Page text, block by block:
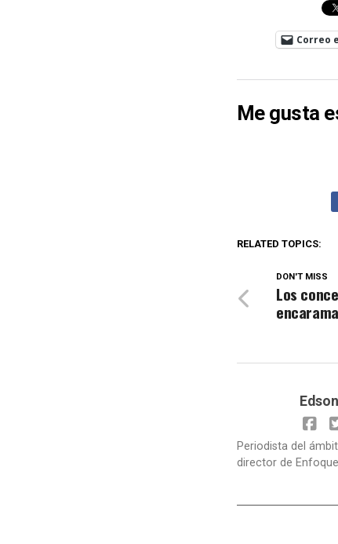
Correo
Me gusta
RELATED TOPICS:
DON'T MISS
Los
Periodista del
director de